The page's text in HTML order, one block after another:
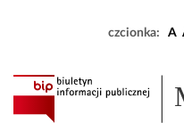
czcionka: A